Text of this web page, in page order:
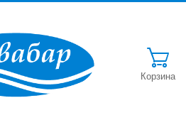
Корзина